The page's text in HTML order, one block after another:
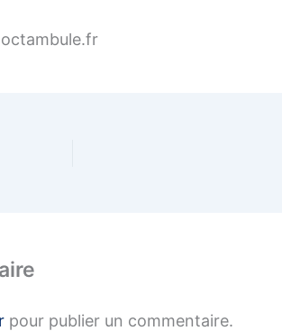
pour publier un commentaire.